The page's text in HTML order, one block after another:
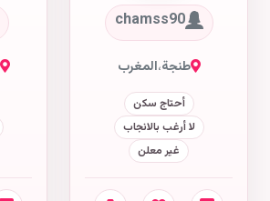
chamss90
طنجة،المغرب
أحتاج سكن
لا أرغب بالانجاب
غير معلن